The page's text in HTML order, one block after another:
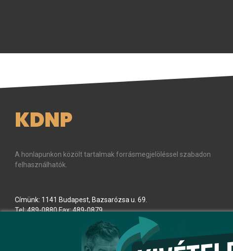
KDNP
A honlapunkon közölt tartalmak forrásmegjelöléssel szabadon
felhasználhatók.
Címünk: 1141 Budapest, Bazsarózsa u. 69.
Tel: 489-0880 Fax: 489-0879
hu(kdnp[at]kdnp[dot]hu)